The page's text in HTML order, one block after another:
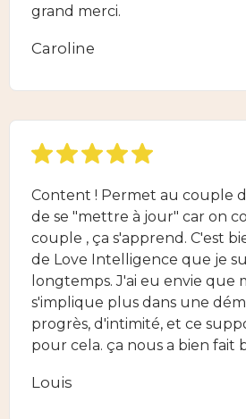
grand merci.
Caroline
Content ! Permet au couple
de se "mettre à jour" car on
couple , ça s'apprend. C'est
de Love Intelligence que je
longtemps. J'ai eu envie que
s'implique plus dans une
progrès, d'intimité, et ce
pour cela. ça nous a bien fait
Louis